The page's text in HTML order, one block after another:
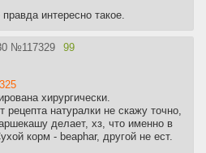
интересно такое.
№117329 99
хирургически.
рецепта натуралки не скажу точно,
делает, хз, что именно в
корм - beaphar, другой не ест.